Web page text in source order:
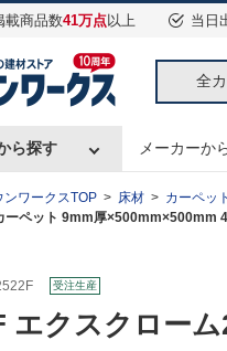
載商品数41万点以上 当日
全
ら探す メーカーか
ワークスTOP 床材 カーペット
ーペット 9mm厚×500mm×500mm
受注生産
エクスクロー